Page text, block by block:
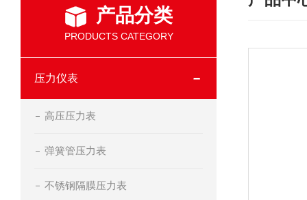
产品分类
PRODUCTS CATEGORY
压力仪表
高压压力表
弹簧管压力表
不锈钢隔膜压力表